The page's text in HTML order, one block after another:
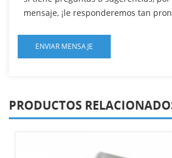
mensaje, ¡le responderemos tan
PRODUCTOS